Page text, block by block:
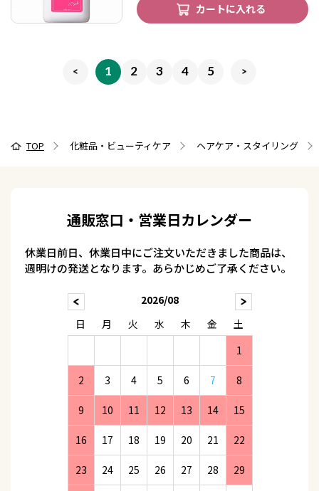
カートに入れる
1 2 3 4 5
TOP 化粧品・ビューティケア ヘアケア・スタイリング
通販窓口・営業日カレンダー
休業日前日、休業日中にご注文いただきました商品は、
週明けの発送となります。あらかじめご了承ください。
2026/08
日
月 火 水 木 金
土
1
2 3 4 5 6 7 8
9 10 11 12 13 14 15
16 17 18 19 20 21 22
23 24 25 26 27 28 29